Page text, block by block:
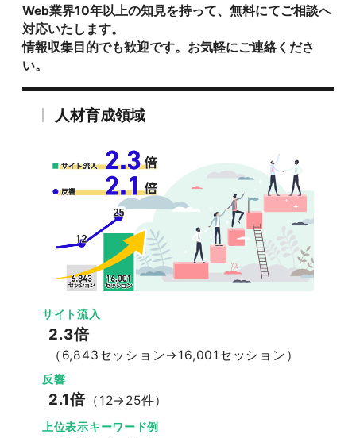
Web業界10年以上の知見を持って、無料にてご相談へ
対応いたします。
情報収集目的でも歓迎です。お気軽にご連絡くださ
い。
人材育成領域
サイト流入
2.3倍
（6,843セッション→16,001セッション）
反響
2.1倍 （12→25件）
上位表示キーワード例